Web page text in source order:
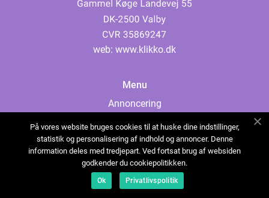
web: www.klikko.dk
Menu
Annoncering
Cookies
Kontakt os
Sitemap
På vores website bruges cookies til at huske dine indstillinger,
statistik og personalisering af indhold og annoncer. Denne
information deles med tredjepart. Ved fortsat brug af websiden
godkender du cookiepolitikken.
Ok Privatlivspolitik